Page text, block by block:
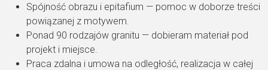
Spójność obrazu i epitafium — pomoc w doborze treści
powiązanej z motywem.
Ponad 90 rodzajów granitu — dobieram materiał pod
projekt i miejsce.
Praca zdalna i umowa na odległość, realizacja w całej